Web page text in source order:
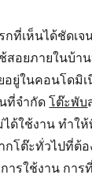
กที่เห็นได้ชัดเ
อยภายในบ้า
อยู่ในคอนโดมิ
ที่จำกัดโต๊ะพับ
ได้ใช้งาน ทำใ
กโต๊ะทั่วไปที่ต้
ารใช้งาน กา